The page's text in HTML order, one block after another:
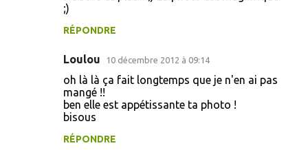
;)
RÉPONDRE
Loulou 10 décembre 2012 à 09:14
oh là là ça fait longtemps que je n'en ai pas
mangé !!
ben elle est appétissante ta photo !
bisous
RÉPONDRE